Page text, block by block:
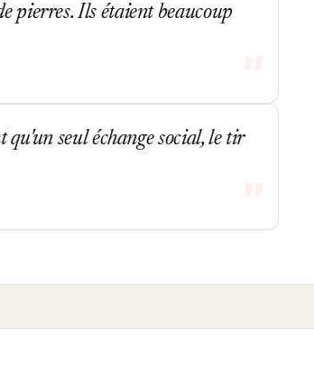
pierres. Ils étaient beaucoup
seul échange social, le tir